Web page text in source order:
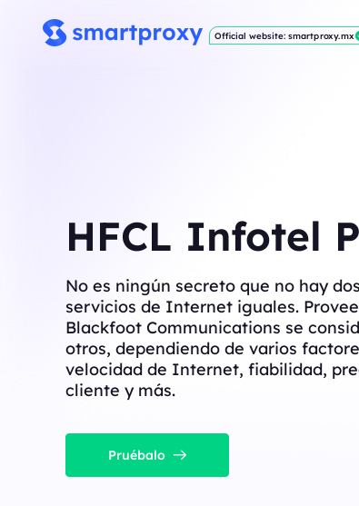
Official website: smartproxy.mx
HFCL Infotel
No es ningún secreto que no hay
servicios de Internet iguales.
Blackfoot Communications se
otros, dependiendo de varios
velocidad de Internet, fiabilidad,
cliente y más.
Pruébalo